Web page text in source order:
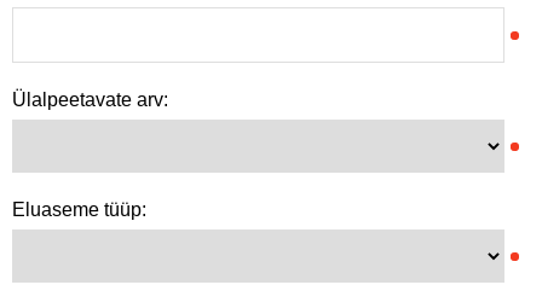
Ülalpeetavate arv:
Eluaseme tüüp: